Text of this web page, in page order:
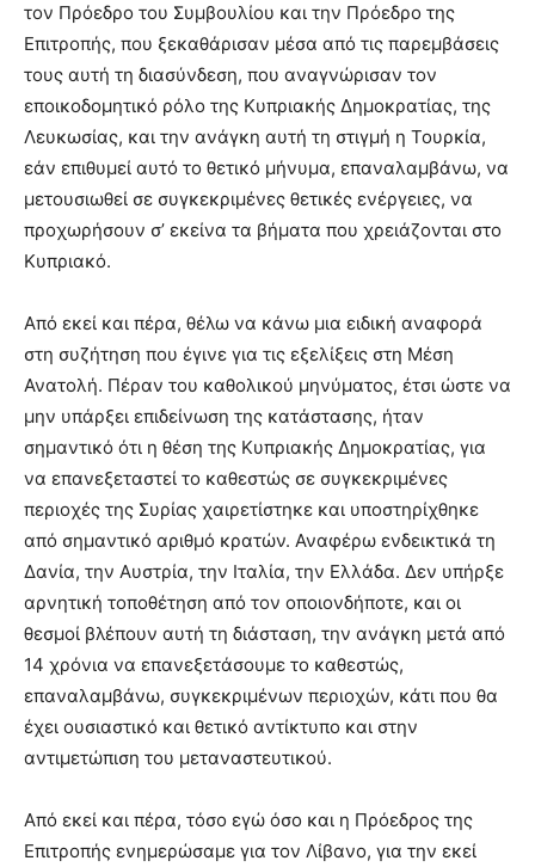
τον Πρόεδρο του Συμβουλίου και την Πρόεδρο της
Επιτροπής, που ξεκαθάρισαν μέσα από τις παρεμβάσεις
τους αυτή τη διασύνδεση, που αναγνώρισαν τον
εποικοδομητικό ρόλο της Κυπριακής Δημοκρατίας, της
Λευκωσίας, και την ανάγκη αυτή τη στιγμή η Τουρκία,
εάν επιθυμεί αυτό το θετικό μήνυμα, επαναλαμβάνω, να
μετουσιωθεί σε συγκεκριμένες θετικές ενέργειες, να
προχωρήσουν σ’ εκείνα τα βήματα που χρειάζονται στο
Κυπριακό.
Από εκεί και πέρα, θέλω να κάνω μια ειδική αναφορά
στη συζήτηση που έγινε για τις εξελίξεις στη Μέση
Ανατολή. Πέραν του καθολικού μηνύματος, έτσι ώστε να
μην υπάρξει επιδείνωση της κατάστασης, ήταν
σημαντικό ότι η θέση της Κυπριακής Δημοκρατίας, για
να επανεξεταστεί το καθεστώς σε συγκεκριμένες
περιοχές της Συρίας χαιρετίστηκε και υποστηρίχθηκε
από σημαντικό αριθμό κρατών. Αναφέρω ενδεικτικά τη
Δανία, την Αυστρία, την Ιταλία, την Ελλάδα. Δεν υπήρξε
αρνητική τοποθέτηση από τον οποιονδήποτε, και οι
θεσμοί βλέπουν αυτή τη διάσταση, την ανάγκη μετά από
14 χρόνια να επανεξετάσουμε το καθεστώς,
επαναλαμβάνω, συγκεκριμένων περιοχών, κάτι που θα
έχει ουσιαστικό και θετικό αντίκτυπο και στην
αντιμετώπιση του μεταναστευτικού.
Από εκεί και πέρα, τόσο εγώ όσο και η Πρόεδρος της
Επιτροπής ενημερώσαμε για τον Λίβανο, για την εκεί